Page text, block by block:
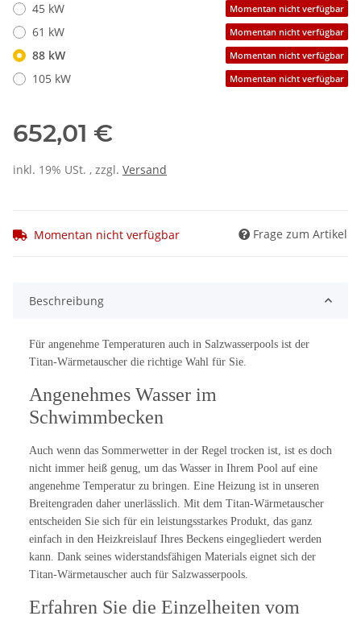
45 kW
Momentan nicht verfügbar
61 kW Momentan nicht verfügbar
88 kW Momentan nicht verfügbar
105 kW Momentan nicht verfügbar
652,01 €
inkl. 19% USt. , zzgl. Versand
Momentan nicht verfügbar Frage zum Artikel
Beschreibung
Für angenehme Temperaturen auch in Salzwasserpools ist der
Titan-Wärmetauscher die richtige Wahl für Sie.
Angenehmes Wasser im
Schwimmbecken
Auch wenn das Sommerwetter in der Regel trocken ist, ist es doch
nicht immer heiß genug, um das Wasser in Ihrem Pool auf eine
angenehme Temperatur zu bringen. Eine Heizung ist in unseren
Breitengraden daher unerlässlich. Mit dem Titan-Wärmetauscher
entscheiden Sie sich für ein leistungsstarkes Produkt, das ganz
einfach in den Heizkreislauf Ihres Beckens eingegliedert werden
kann. Dank seines widerstandsfähigen Materials eignet sich der
Titan-Wärmetauscher auch für Salzwasserpools.
Erfahren Sie die Einzelheiten vom